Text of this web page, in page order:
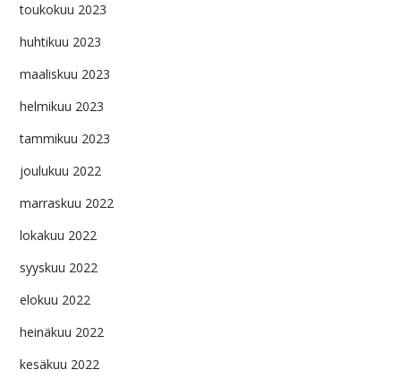
toukokuu 2023
huhtikuu 2023
maaliskuu 2023
helmikuu 2023
tammikuu 2023
joulukuu 2022
marraskuu 2022
lokakuu 2022
syyskuu 2022
elokuu 2022
heinäkuu 2022
kesäkuu 2022